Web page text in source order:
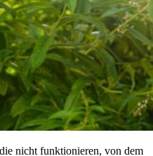
nicht funktionieren, von dem